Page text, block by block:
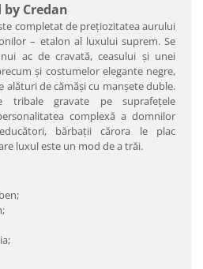
Credan
completat de preţiozitatea aurului
– etalon al luxului suprem. Se
ac de cravată, ceasului şi unei
şi costumelor elegante negre,
alături de cămăşi cu manşete duble.
tribale gravate pe suprafeţele
complexă a domnilor
bărbaţii cărora le plac
luxul este un mod de a trăi.